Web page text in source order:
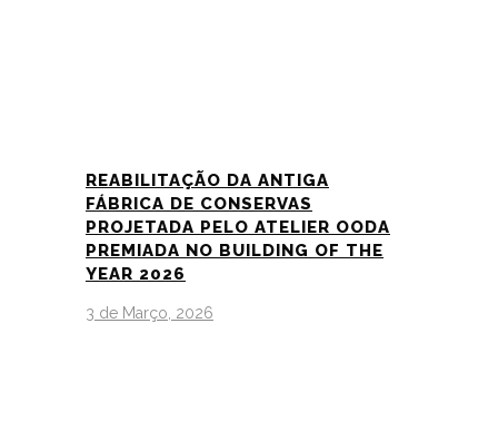
REABILITAÇÃO DA ANTIGA
FÁBRICA DE CONSERVAS
PROJETADA PELO ATELIER OODA
PREMIADA NO BUILDING OF THE
YEAR 2026
3 de Março, 2026